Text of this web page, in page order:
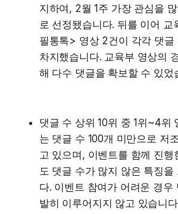
지하여, 2월 1주 가장 관심을
로 선정됐습니다. 뒤를 이어 교
필통톡> 영상 2건이 각각 댓
차지했습니다. 교육부 영상의
해 다수 댓글을 확보할 수 있었
댓글 수 상위 10위 중 1위~4위
는 댓글 수 100개 미만으로 저
고 있으며, 이벤트를 함께 진행
도 댓글 수가 많지 않은 특징을
다. 이벤트 참여가 어려운 경우
발히 이루어지지 않고 있습니